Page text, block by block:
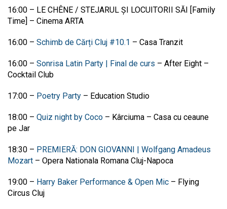
16:00 – LE CHÊNE / STEJARUL ȘI LOCUITORII SĂI [Family
Time] – Cinema ARTA
16:00 – Schimb de Cărți Cluj #10.1 – Casa Tranzit
16:00 – Sonrisa Latin Party | Final de curs – After Eight –
Cocktail Club
17:00 – Poetry Party – Education Studio
18:00 – Quiz night by Coco – Kârciuma – Casa cu ceaune
pe Jar
18:30 – PREMIERĂ: DON GIOVANNI | Wolfgang Amadeus
Mozart – Opera Nationala Romana Cluj-Napoca
19:00 – Harry Baker Performance & Open Mic – Flying
Circus Cluj